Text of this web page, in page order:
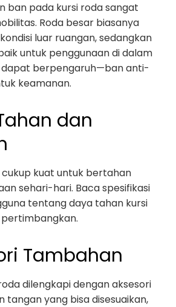
ban pada kursi roda sangat
Roda besar biasanya
luar ruangan, sedangkan
untuk penggunaan di dalam
dapat berpengaruh—ban anti-
keamanan.
dan
cukup kuat untuk bertahan
sehari-hari. Baca spesifikasi
tentang daya tahan kursi
Tambahan
dilengkapi dengan aksesori
tangan yang bisa disesuaikan,